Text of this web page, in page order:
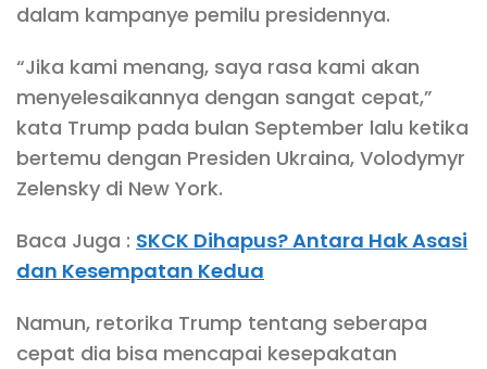
dalam kampanye pemilu presidennya.
“Jika kami menang, saya rasa kami akan
menyelesaikannya dengan sangat cepat,”
kata Trump pada bulan September lalu ketika
bertemu dengan Presiden Ukraina, Volodymyr
Zelensky di New York.
Baca Juga : SKCK Dihapus? Antara Hak Asasi
dan Kesempatan Kedua
Namun, retorika Trump tentang seberapa
cepat dia bisa mencapai kesepakatan